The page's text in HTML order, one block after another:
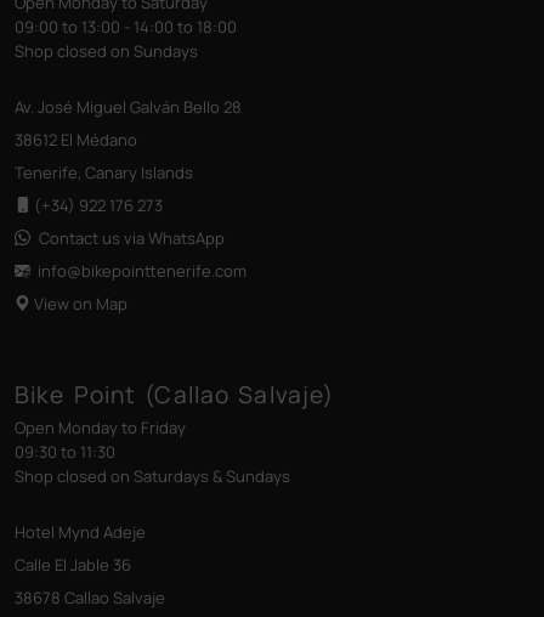
09:00 to 13:00 - 14:00 to 18:00
Shop closed on Sundays
Av. José Miguel Galván Bello 28
38612 El Médano
Tenerife, Canary Islands
(+34) 922 176 273
Contact us via WhatsApp
info@bikepointtenerife.com
View on Map
Bike Point (Callao Salvaje)
Open Monday to Friday
09:30 to 11:30
Shop closed on Saturdays & Sundays
Hotel Mynd Adeje
Calle El Jable 36
38678 Callao Salvaje